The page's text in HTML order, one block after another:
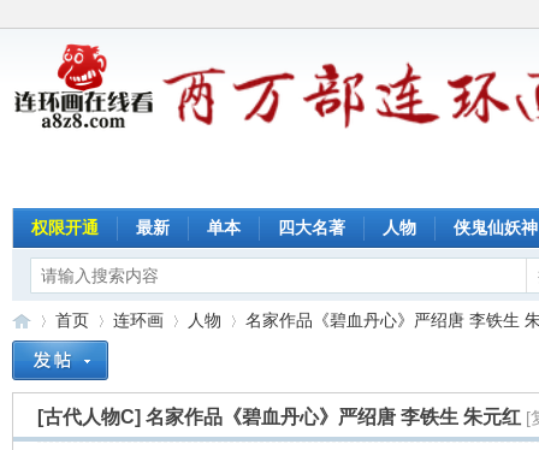
权限开通 最新 单本 四大名著 人物 侠鬼仙妖神
»
首页
›
连环画
›
人物
›
名家作品《碧血丹心》严绍唐 李铁生
[古代人物C] 名家作品《碧血丹心》严绍唐 李铁生 朱元红 [